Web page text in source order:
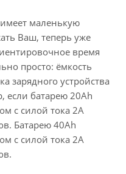
маленькую
Ваш, теперь уже
время
просто: ёмкость
зарядного устройства
если батарею 20Ah
с силой тока 2А
Батарею 40Ah
с силой тока 2А